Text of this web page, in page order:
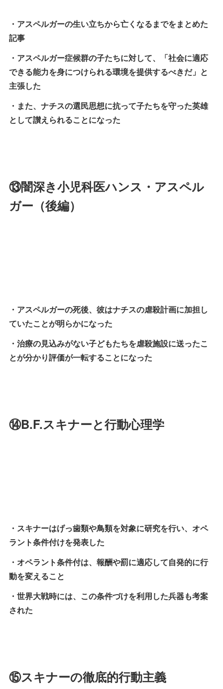
・アスペルガーの生い立ちから亡くなるまでをまとめた
記事
・アスペルガー症候群の子たちに対して、「社会に適応
できる能力を身につけられる環境を提供するべきだ」と
主張した
・また、ナチスの選民思想に抗って子たちを守った英雄
として讃えられることになった
⑬闇深き小児科医ハンス・アスペル
ガー（後編）
・アスペルガーの死後、彼はナチスの虐殺計画に加担し
ていたことが明らかになった
・治療の見込みがない子どもたちを虐殺施設に送ったこ
とが分かり評価が一転することになった
⑭B.F.スキナーと行動心理学
・スキナーはげっ歯類や鳥類を対象に研究を行い、オペ
ラント条件付けを発表した
・オペラント条件付は、報酬や罰に適応して自発的に行
動を変えること
・世界大戦時には、この条件づけを利用した兵器も考案
された
⑮スキナーの徹底的行動主義